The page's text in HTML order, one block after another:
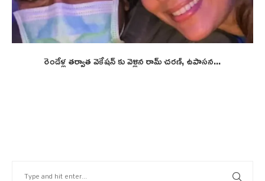
రెండేళ్ల తర్వాత వెకేషన్ కు వెళ్లిన రామ్ చరణ్, ఉపాసన...